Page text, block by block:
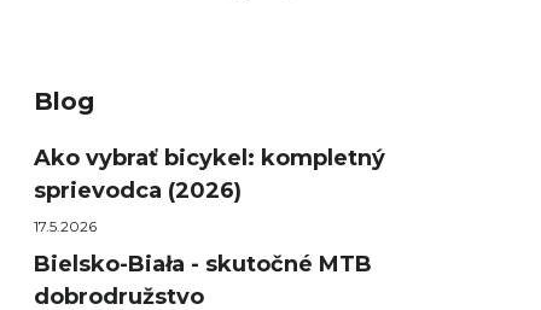
Blog
Ako vybrať bicykel: kompletný
sprievodca (2026)
17.5.2026
Bielsko-Biała - skutočné MTB
dobrodružstvo